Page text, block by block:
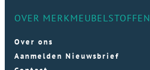
OVER MERKMEUBELSTOFFEN
Over ons
Aanmelden Nieuwsbrief